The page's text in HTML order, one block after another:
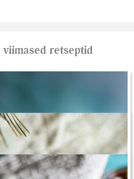
viimased retseptid